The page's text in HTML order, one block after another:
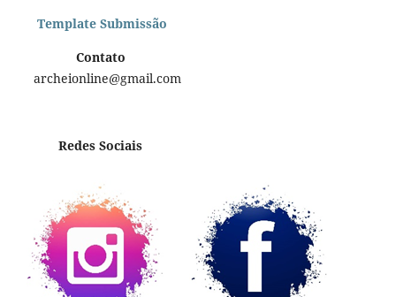
Template Submissão
Contato
archeionline@gmail.com
Redes Sociais